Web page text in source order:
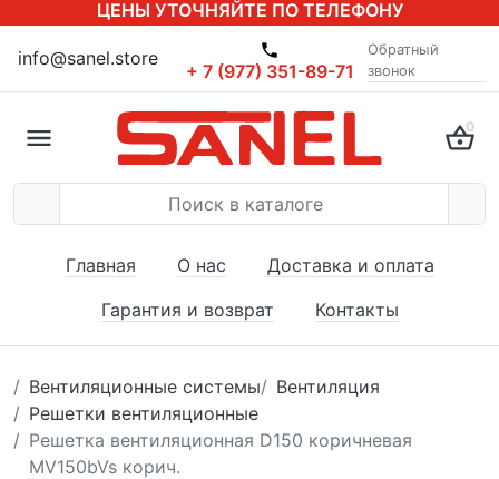
ЦЕНЫ УТОЧНЯЙТЕ ПО ТЕЛЕФОНУ
info@sanel.store
+ 7 (977) 351-89-71
Обратный
звонок
0
Главная О нас
Доставка и оплата
Гарантия и возврат
Контакты
Вентиляционные системы
Вентиляция
Решетки вентиляционные
Решетка вентиляционная D150 коричневая
MV150bVs корич.